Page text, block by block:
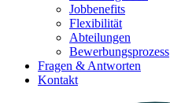
Jobbenefits
Flexibilität
Abteilungen
Bewerbungsprozess
Fragen & Antworten
Kontakt